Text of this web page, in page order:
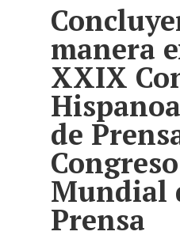
manera
XXIX
de
Mundial
Prensa